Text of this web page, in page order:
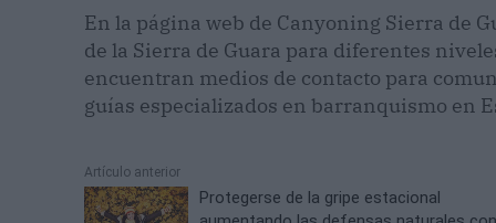
En la página web de Canyoning Sierra de
de la Sierra de Guara para diferentes
encuentran medios de contacto para
guías especializados en barranquismo en
Artículo anterior
Protegerse de la gripe estacional